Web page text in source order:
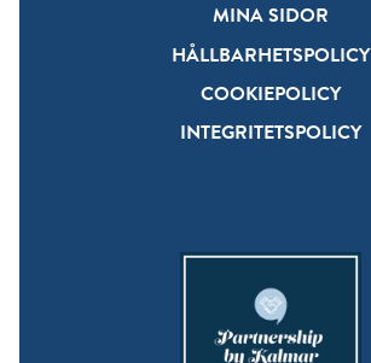
MINA SIDOR
HÅLLBARHETSPOLICY
COOKIEPOLICY
INTEGRITETSPOLICY